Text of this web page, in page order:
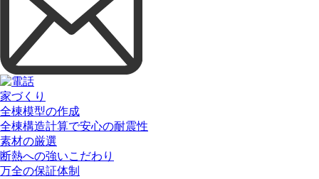
家づくり
全棟模型の作成
全棟構造計算で安心の耐震性
素材の厳選
断熱への強いこだわり
万全の保証体制